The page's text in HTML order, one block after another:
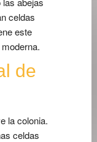
celdas
este
de
la colonia.
celdas